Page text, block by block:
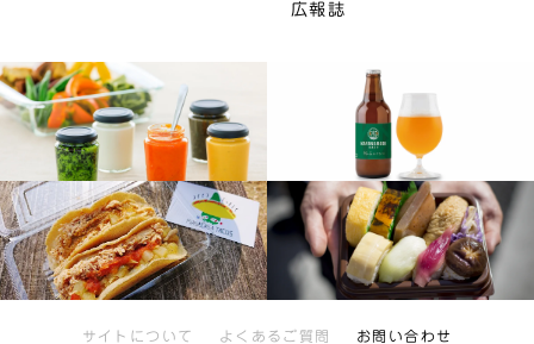
広報誌
サイトについて よくあるご質問 お問い合わせ